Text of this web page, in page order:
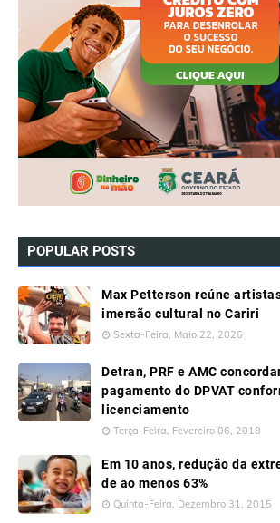
POPULAR POSTS
Max Petterson reúne
imersão cultural no Cariri
Sexta-Feira, Maio 22, 2026
Detran, PRF e AMC
pagamento do DPVAT
licenciamento
Terça-Feira, Fevereiro 06, 2018
Em 10 anos, redução da
de ao menos 63%
Quinta-Feira, Dezembro 31, 2015